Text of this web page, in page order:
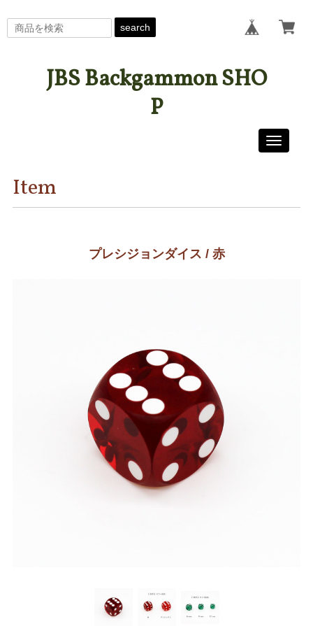
search
JBS Backgammon SHO
P
Toggle
Item
プレシジョンダイス / 赤